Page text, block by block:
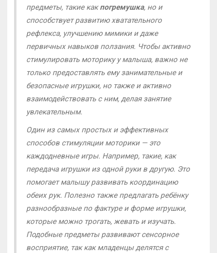
предметы, такие какпогремушка, но и
способствует развитию хватательного
рефлекса, улучшению мимики и даже
первичных навыков ползания. Чтобы активно
стимулировать моторику у малыша, важно не
только предоставлять ему занимательные и
безопасные игрушки, но также и активно
взаимодействовать с ним, делая занятие
увлекательным.
Один из самых простых и эффективных
способов стимуляции моторики — это
каждодневные игры. Например, такие, как
передача игрушки из одной руки в другую. Это
помогает малышу развивать координацию
обеих рук. Полезно также предлагать ребёнку
разнообразные по фактуре и форме игрушки,
которые можно трогать, жевать и изучать.
Подобные предметы развивают сенсорное
восприятие, так как младенцы делятся с